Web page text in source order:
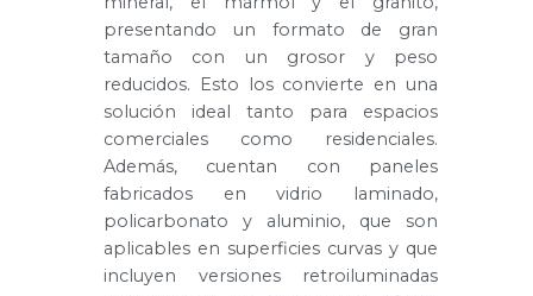
presentando un formato de gran
tamaño con un grosor y peso
reducidos. Esto los convierte en una
solución ideal tanto para espacios
comerciales como residenciales.
Además, cuentan con paneles
fabricados en vidrio laminado,
policarbonato y aluminio, que son
aplicables en superficies curvas y que
incluyen versiones retroiluminadas